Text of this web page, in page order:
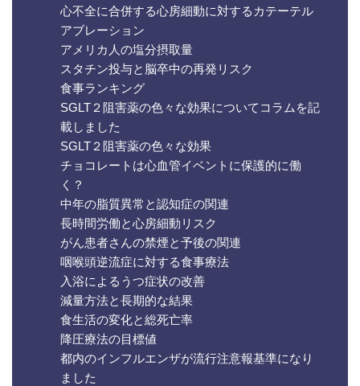
心不全に合併する心房細動に対するカテーテル
アブレーション
アメリカ人の塩分摂取量
スタチン投与と脳卒中の再発リスク
食事ランキング
SGLT２阻害薬の色々な効果についてコラムを記
載しました
SGLT２阻害薬の色々な効果
チョコレートは心血管イベントに保護的に働
く？
中年の脂質異常と認知症の関連
長時間労働と心房細動リスク
がん患者さんの禁煙と予後の関連
咽喉頭逆流症に対する食事療法
入浴によるうつ症状の改善
減量方法と長期的な結果
食生活の変化と総死亡率
降圧療法の目標値
都内のインフルエンザが流行注意報基準になり
ました